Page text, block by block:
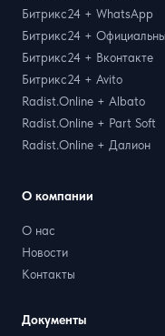
Битрикс24 + WhatsApp
Битрикс24 +
Битрикс24 + Вконтакте
Битрикс24 + Avito
Radist.Online + Albato
Radist.Online + Part Soft
Radist.Online + Далион
О компании
О нас
Новости
Контакты
Документы